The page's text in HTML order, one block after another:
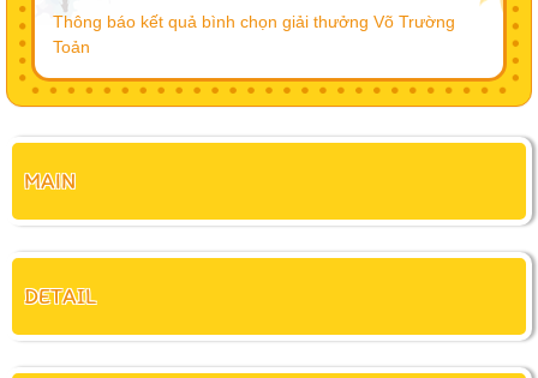
Thông báo kết quả bình chọn giải thưởng Võ Trường
Toản
MAIN
DETAIL